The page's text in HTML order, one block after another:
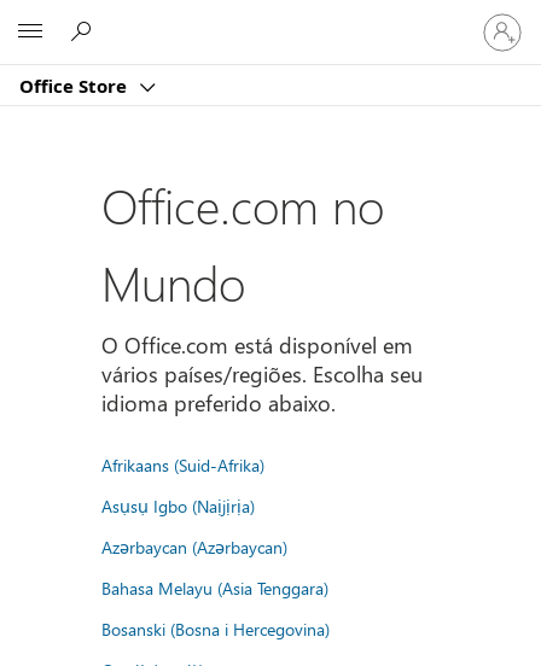
Office Store
Entre
em
sua
Office.com no
Mundo
O Office.com está disponível em
vários países/regiões. Escolha seu
idioma preferido abaixo.
Afrikaans (Suid-Afrika)
Asụsụ Igbo (Naịjịrịa)
Azərbaycan (Azərbaycan)
Bahasa Melayu (Asia Tenggara)
Bosanski (Bosna i Hercegovina)